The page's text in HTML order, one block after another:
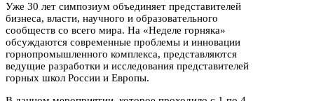
Уже 30 лет симпозиум объединяет представителей
бизнеса, власти, научного и образовательного
сообществ со всего мира. На «Неделе горняка»
обсуждаются современные проблемы и инновации
горнопромышленного комплекса, представляются
ведущие разработки и исследования представителей
горных школ России и Европы.